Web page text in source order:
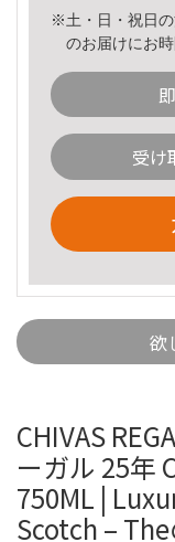
※土・日・祝日
のお届けにお
受け
欲
CHIVAS
ーガル 25年
750ML |
Scotch –